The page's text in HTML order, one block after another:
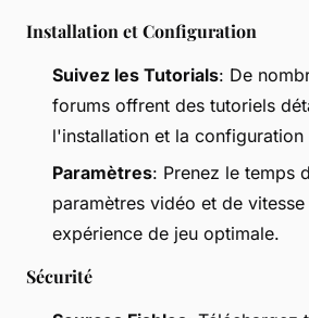
Installation et Configuration
Suivez les Tutorials: De
forums offrent des tutoriels
l'installation et la configuration
Paramètres: Prenez le temps
paramètres vidéo et de
expérience de jeu optimale.
Sécurité